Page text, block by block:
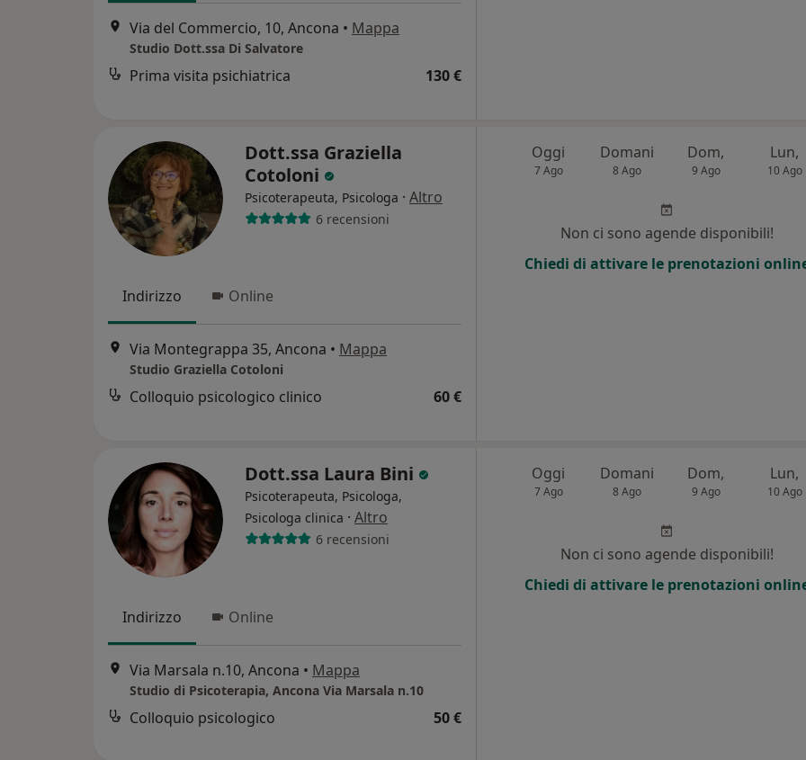
Via del Commercio, 10, Ancona • Mappa
Studio Dott.ssa Di Salvatore
Prima visita psichiatrica 130 €
Dott.ssa Graziella
Cotoloni
Psicoterapeuta, Psicologa · Altro
6 recensioni
Indirizzo Online
Via Montegrappa 35, Ancona • Mappa
Studio Graziella Cotoloni
Colloquio psicologico clinico 60 €
Oggi
7 Ago
Domani
8 Ago
Dom,
9 Ago
Lun,
10 Ago
Non ci sono agende disponibili!
Chiedi di attivare le prenotazioni
Dott.ssa Laura Bini
Psicoterapeuta, Psicologa,
Psicologa clinica · Altro
6 recensioni
Indirizzo Online
Via Marsala n.10, Ancona • Mappa
Studio di Psicoterapia, Ancona Via Marsala n.10
Colloquio psicologico 50 €
Oggi
7 Ago
Domani
8 Ago
Dom,
9 Ago
Lun,
10 Ago
Non ci sono agende disponibili!
Chiedi di attivare le prenotazioni